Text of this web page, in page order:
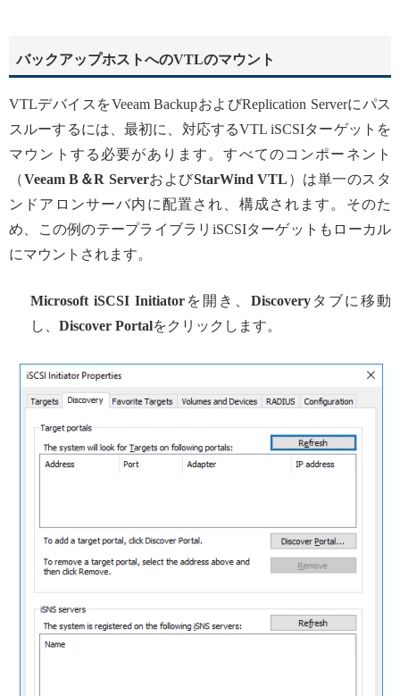
バックアップホストへのVTLのマウント
VTLデバイスをVeeam BackupおよびReplication Serverにパス
スルーするには、最初に、対応するVTL iSCSIターゲットを
マウントする必要があります。すべてのコンポーネント
（Veeam B＆R ServerおよびStarWind VTL ）は単一のスタ
ンドアロンサーバ内に配置され、構成されます。そのた
め、この例のテープライブラリiSCSIターゲットもローカル
にマウントされます。
Microsoft iSCSI Initiator を開き、 Discovery タブに移動
し、 Discover Portalをクリックします。